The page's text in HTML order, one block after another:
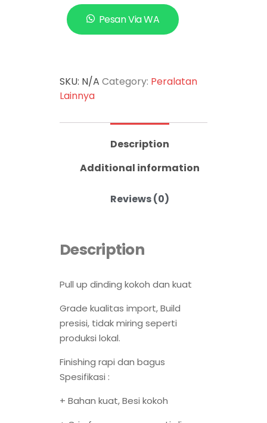
Pesan Via WA
SKU: N/A Category: Peralatan
Lainnya
Description
Additional information
Reviews (0)
Description
Pull up dinding kokoh dan kuat
Grade kualitas import, Build
presisi, tidak miring seperti
produksi lokal.
Finishing rapi dan bagus
Spesifikasi :
+ Bahan kuat, Besi kokoh